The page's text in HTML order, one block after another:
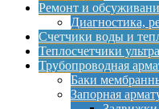
Ремонт и
Диагностика,
Счетчики воды и
Теплосчетчики
Трубопроводная
Баки
Запорная